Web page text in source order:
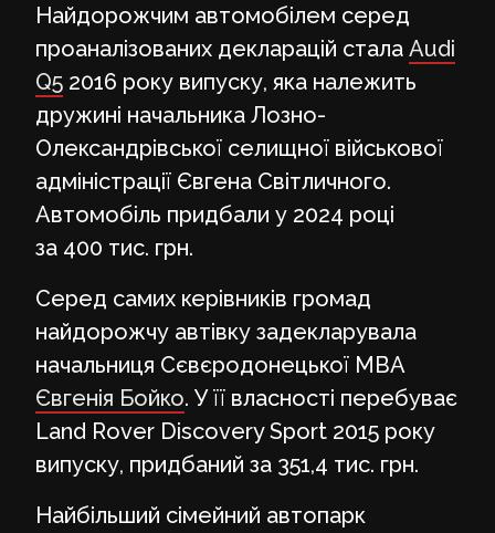
Найдорожчим автомобілем серед
проаналізованих декларацій стала Audi
Q5 2016 року випуску, яка належить
дружині начальника Лозно-
Олександрівської селищної військової
адміністрації Євгена Світличного.
Автомобіль придбали у 2024 році
за 400 тис. грн.
Серед самих керівників громад
найдорожчу автівку задекларувала
начальниця Сєвєродонецької МВА
Євгенія Бойко. У її власності перебуває
Land Rover Discovery Sport 2015 року
випуску, придбаний за 351,4 тис. грн.
Найбільший сімейний автопарк